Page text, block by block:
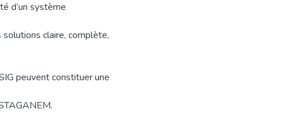
d’un système
claire, complète,
peuvent constituer une